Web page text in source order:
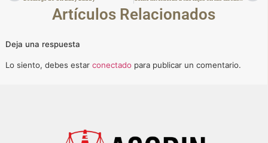
Artículos Relacionados
Deja una respuesta
Lo siento, debes estar conectado para publicar un comentario.